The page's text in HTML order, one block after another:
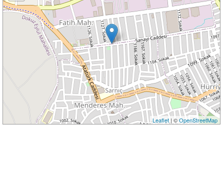
Leaflet| ©OpenStreetMap